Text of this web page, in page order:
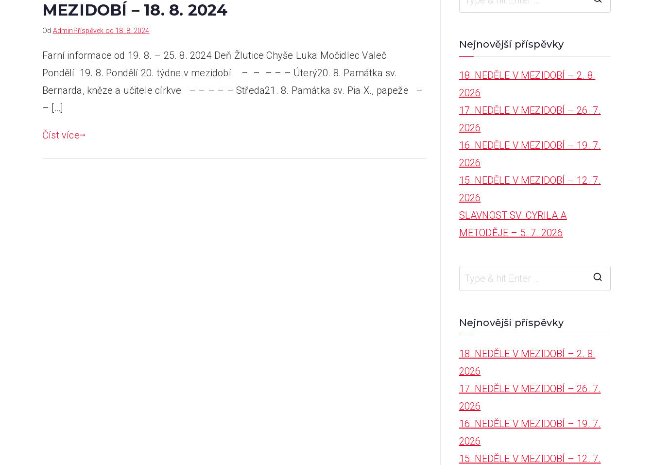
MEZIDOBÍ – 18. 8. 2024
Od AdminPříspěvek od 18. 8. 2024
Farní informace od 19. 8. – 25. 8. 2024 Deň Žlutice Chyše Luka Močidlec Valeč
Pondělí 19. 8. Pondělí 20. týdne v mezidobí – – – – – Úterý20. 8. Památka sv.
Bernarda, kněze a učitele církve – – – – – Středa21. 8. Památka sv. Pia X., papeže –
– […]
Číst více
r
Nejnovější příspěvky
18. NEDĚLE V MEZIDOBÍ – 2. 8.
2026
17. NEDĚLE V MEZIDOBÍ – 26. 7.
2026
16. NEDĚLE V MEZIDOBÍ – 19. 7.
2026
15. NEDĚLE V MEZIDOBÍ – 12. 7.
2026
SLAVNOST SV. CYRILA A
METODĚJE – 5. 7. 2026
r
Nejnovější příspěvky
18. NEDĚLE V MEZIDOBÍ – 2. 8.
2026
17. NEDĚLE V MEZIDOBÍ – 26. 7.
2026
16. NEDĚLE V MEZIDOBÍ – 19. 7.
2026
15. NEDĚLE V MEZIDOBÍ – 12. 7.